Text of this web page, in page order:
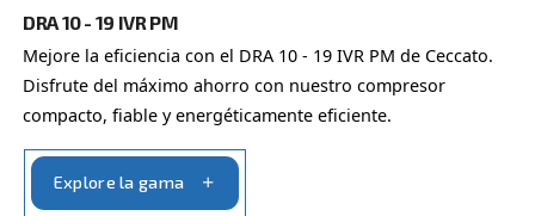
Explore la gama
VELOCIDAD VARIABLE